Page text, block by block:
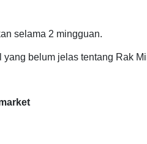
selama 2 mingguan.
belum jelas tentang Rak